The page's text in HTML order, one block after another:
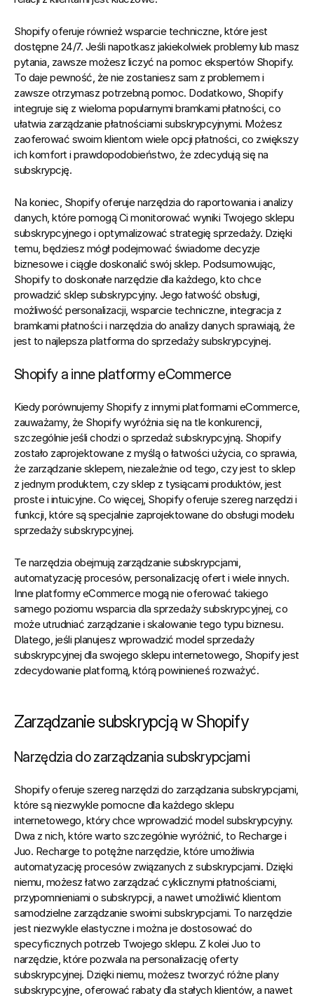
Shopify oferuje również wsparcie techniczne, które jest
dostępne 24/7. Jeśli napotkasz jakiekolwiek problemy lub masz
pytania, zawsze możesz liczyć na pomoc ekspertów Shopify.
To daje pewność, że nie zostaniesz sam z problemem i
zawsze otrzymasz potrzebną pomoc. Dodatkowo, Shopify
integruje się z wieloma popularnymi bramkami płatności, co
ułatwia zarządzanie płatnościami subskrypcyjnymi. Możesz
zaoferować swoim klientom wiele opcji płatności, co zwiększy
ich komfort i prawdopodobieństwo, że zdecydują się na
subskrypcję.
Na koniec, Shopify oferuje narzędzia do raportowania i analizy
danych, które pomogą Ci monitorować wyniki Twojego sklepu
subskrypcyjnego i optymalizować strategię sprzedaży. Dzięki
temu, będziesz mógł podejmować świadome decyzje
biznesowe i ciągle doskonalić swój sklep. Podsumowując,
Shopify to doskonałe narzędzie dla każdego, kto chce
prowadzić sklep subskrypcyjny. Jego łatwość obsługi,
możliwość personalizacji, wsparcie techniczne, integracja z
bramkami płatności i narzędzia do analizy danych sprawiają, że
jest to najlepsza platforma do sprzedaży subskrypcyjnej.
Shopify a inne platformy eCommerce
Kiedy porównujemy Shopify z innymi platformami eCommerce,
zauważamy, że Shopify wyróżnia się na tle konkurencji,
szczególnie jeśli chodzi o sprzedaż subskrypcyjną. Shopify
zostało zaprojektowane z myślą o łatwości użycia, co sprawia,
że zarządzanie sklepem, niezależnie od tego, czy jest to sklep
z jednym produktem, czy sklep z tysiącami produktów, jest
proste i intuicyjne. Co więcej, Shopify oferuje szereg narzędzi i
funkcji, które są specjalnie zaprojektowane do obsługi modelu
sprzedaży subskrypcyjnej.
Te narzędzia obejmują zarządzanie subskrypcjami,
automatyzację procesów, personalizację ofert i wiele innych.
Inne platformy eCommerce mogą nie oferować takiego
samego poziomu wsparcia dla sprzedaży subskrypcyjnej, co
może utrudniać zarządzanie i skalowanie tego typu biznesu.
Dlatego, jeśli planujesz wprowadzić model sprzedaży
subskrypcyjnej dla swojego sklepu internetowego, Shopify jest
zdecydowanie platformą, którą powinieneś rozważyć.
Zarządzanie subskrypcją w Shopify
Narzędzia do zarządzania subskrypcjami
Shopify oferuje szereg narzędzi do zarządzania subskrypcjami,
które są niezwykle pomocne dla każdego sklepu
internetowego, który chce wprowadzić model subskrypcyjny.
Dwa z nich, które warto szczególnie wyróżnić, to Recharge i
Juo. Recharge to potężne narzędzie, które umożliwia
automatyzację procesów związanych z subskrypcjami. Dzięki
niemu, możesz łatwo zarządzać cyklicznymi płatnościami,
przypomnieniami o subskrypcji, a nawet umożliwić klientom
samodzielne zarządzanie swoimi subskrypcjami. To narzędzie
jest niezwykle elastyczne i można je dostosować do
specyficznych potrzeb Twojego sklepu. Z kolei Juo to
narzędzie, które pozwala na personalizację oferty
subskrypcyjnej. Dzięki niemu, możesz tworzyć różne plany
subskrypcyjne, oferować rabaty dla stałych klientów, a nawet